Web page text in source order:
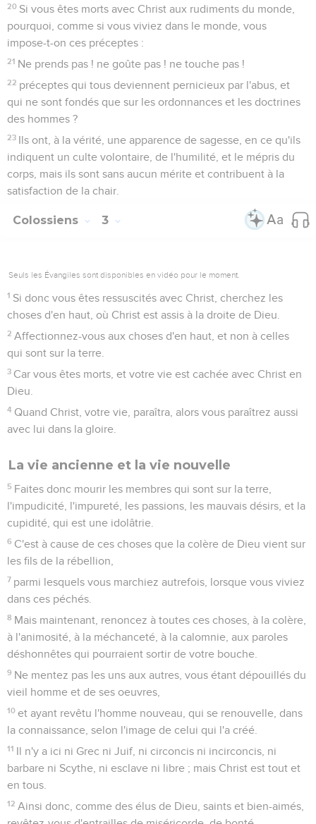
20 Si vous êtes morts avec Christ aux rudiments du monde,
pourquoi, comme si vous viviez dans le monde, vous
impose-t-on ces préceptes :
21 Ne prends pas ! ne goûte pas ! ne touche pas !
22 préceptes qui tous deviennent pernicieux par l'abus, et
qui ne sont fondés que sur les ordonnances et les doctrines
des hommes ?
23 Ils ont, à la vérité, une apparence de sagesse, en ce qu'ils
indiquent un culte volontaire, de l'humilité, et le mépris du
corps, mais ils sont sans aucun mérite et contribuent à la
satisfaction de la chair.
Colossiens 3
Seuls les Évangiles sont disponibles en vidéo pour le moment.
1 Si donc vous êtes ressuscités avec Christ, cherchez les
choses d'en haut, où Christ est assis à la droite de Dieu.
2 Affectionnez-vous aux choses d'en haut, et non à celles
qui sont sur la terre.
3 Car vous êtes morts, et votre vie est cachée avec Christ en
Dieu.
4 Quand Christ, votre vie, paraîtra, alors vous paraîtrez aussi
avec lui dans la gloire.
La vie ancienne et la vie nouvelle
5 Faites donc mourir les membres qui sont sur la terre,
l'impudicité, l'impureté, les passions, les mauvais désirs, et la
cupidité, qui est une idolâtrie.
6 C'est à cause de ces choses que la colère de Dieu vient sur
les fils de la rébellion,
7 parmi lesquels vous marchiez autrefois, lorsque vous viviez
dans ces péchés.
8 Mais maintenant, renoncez à toutes ces choses, à la colère,
à l'animosité, à la méchanceté, à la calomnie, aux paroles
déshonnêtes qui pourraient sortir de votre bouche.
9 Ne mentez pas les uns aux autres, vous étant dépouillés du
vieil homme et de ses oeuvres,
10 et ayant revêtu l'homme nouveau, qui se renouvelle, dans
la connaissance, selon l'image de celui qui l'a créé.
11 Il n'y a ici ni Grec ni Juif, ni circoncis ni incirconcis, ni
barbare ni Scythe, ni esclave ni libre ; mais Christ est tout et
en tous.
12 Ainsi donc, comme des élus de Dieu, saints et bien-aimés,